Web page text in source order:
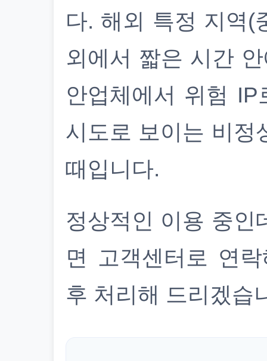
다. 해외 특정 지역(
외에서 짧은 시간
안업체에서 위험
시도로 보이는 비정
때입니다.
정상적인 이용 중인
면 고객센터로 연
후 처리해 드리겠습